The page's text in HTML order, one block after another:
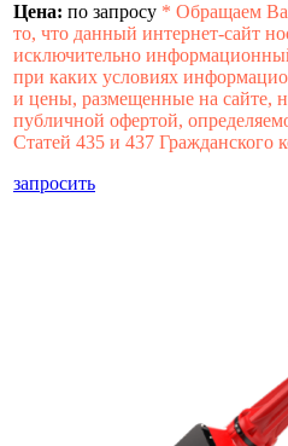
Цена: по запросу * Обращаем
то, что данный интернет-сайт
исключительно
при каких условиях
и цены, размещенные на сайте,
публичной офертой,
Статей 435 и 437 Гражданского
запросить